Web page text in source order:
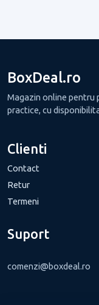
BoxDeal.ro
Magazin online pentru
practice, cu
Clienti
Contact
Retur
Termeni
Suport
comenzi@boxdeal.ro